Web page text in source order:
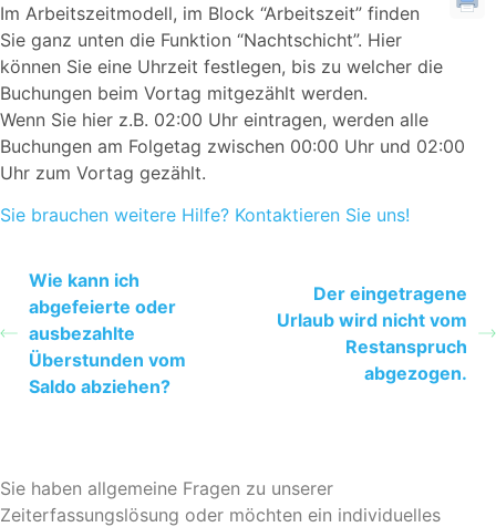
Im Arbeitszeitmodell, im Block “Arbeitszeit” finden
Sie ganz unten die Funktion “Nachtschicht”. Hier
können Sie eine Uhrzeit festlegen, bis zu welcher die
Buchungen beim Vortag mitgezählt werden.
Wenn Sie hier z.B. 02:00 Uhr eintragen, werden alle
Buchungen am Folgetag zwischen 00:00 Uhr und 02:00
Uhr zum Vortag gezählt.
Sie brauchen weitere Hilfe? Kontaktieren Sie uns!
Wie kann ich
abgefeierte oder
ausbezahlte
Überstunden vom
Saldo abziehen?
Der eingetragene
Urlaub wird nicht vom
Restanspruch
abgezogen.
Sie haben allgemeine Fragen zu unserer
Zeiterfassungslösung oder möchten ein individuelles